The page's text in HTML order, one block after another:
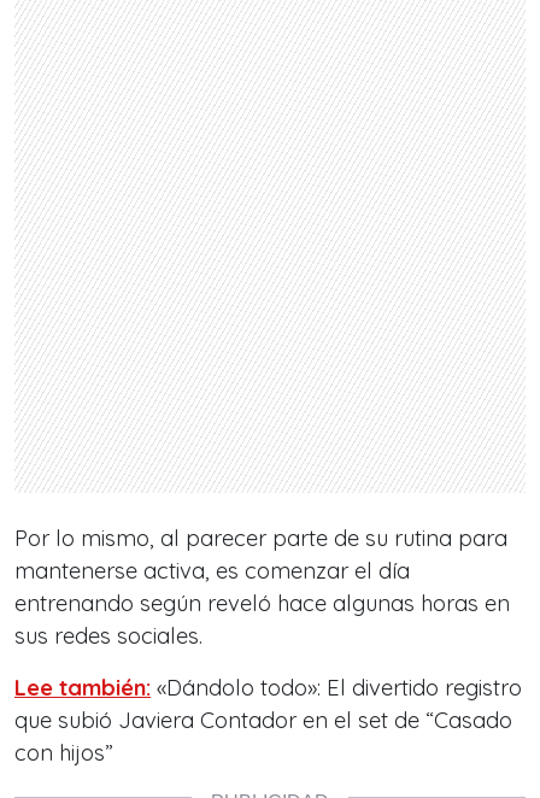
Por lo mismo, al parecer parte de su rutina para
mantenerse activa, es comenzar el día
entrenando según reveló hace algunas horas en
sus redes sociales.
Lee también: «Dándolo todo»: El divertido registro
que subió Javiera Contador en el set de “Casado
con hijos”